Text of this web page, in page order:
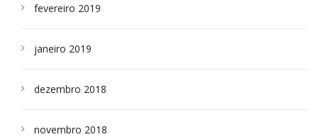
fevereiro 2019
janeiro 2019
dezembro 2018
novembro 2018